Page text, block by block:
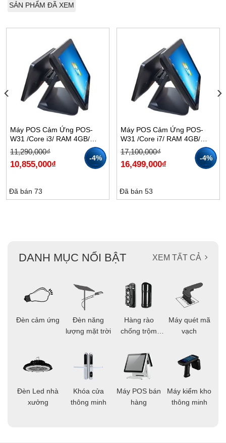
SẢN PHẨM ĐÃ XEM
-4%
Máy POS Cảm Ứng POS-
W31 /Core i3/ RAM 4GB/
SSD 128GB
11,290,000₫
Giá
gốc
là:
11,290,000₫.
10,855,000₫
Giá
hiện
tại
Đã bán 73
-4%
Máy POS Cảm Ứng POS-
W31 /Core i7/ RAM 4GB/
SSD 128GB
17,100,000₫
Giá
gốc
là:
17,100,000₫.
16,499,000₫
Giá
hiện
tại
Đã bán 53
DANH MỤC NỔI BẬT XEM TẤT CẢ
Đèn cảm ứng
Đèn Led nhà
xưởng
Đèn năng
lượng mặt trời
Khóa cửa
thông minh
Hàng rào
chống trộm
Máy POS bán
hàng
Máy quét mã
vạch
Máy kiểm kho
thông minh